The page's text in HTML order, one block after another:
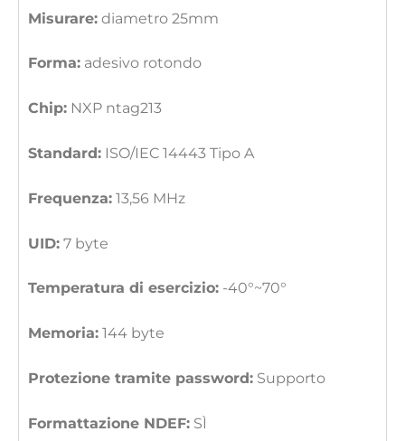
Misurare: diametro 25mm
Forma: adesivo rotondo
Chip: NXP ntag213
Standard: ISO/IEC 14443 Tipo A
Frequenza: 13,56 MHz
UID: 7 byte
Temperatura di esercizio: -40°~70°
Memoria: 144 byte
Protezione tramite password: Supporto
Formattazione NDEF: SÌ